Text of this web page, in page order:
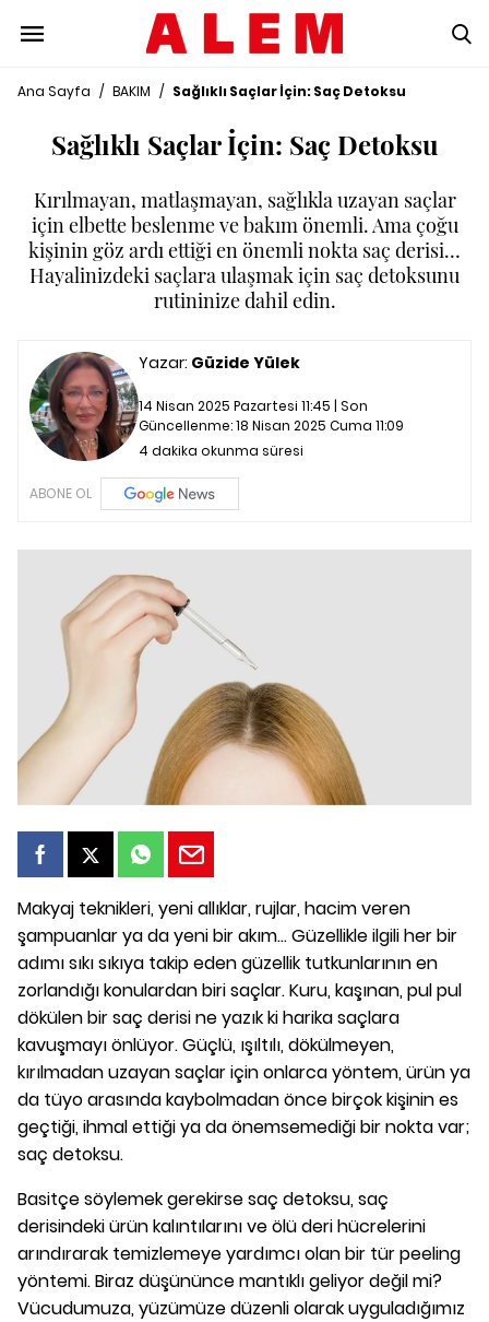
Ana Sayfa / BAKIM / Sağlıklı Saçlar İçin: Saç Detoksu
Sağlıklı Saçlar İçin: Saç Detoksu
Kırılmayan, matlaşmayan, sağlıkla uzayan saçlar
için elbette beslenme ve bakım önemli. Ama çoğu
kişinin göz ardı ettiği en önemli nokta saç derisi…
Hayalinizdeki saçlara ulaşmak için saç detoksunu
rutininize dahil edin.
Yazar: Güzide Yülek
14 Nisan 2025 Pazartesi 11:45 | Son
Güncellenme:18 Nisan 2025 Cuma 11:09
4 dakika okunma süresi
ABONE OL
Makyaj teknikleri, yeni allıklar, rujlar, hacim veren
şampuanlar ya da yeni bir akım... Güzellikle ilgili her bir
adımı sıkı sıkıya takip eden güzellik tutkunlarının en
zorlandığı konulardan biri saçlar. Kuru, kaşınan, pul pul
dökülen bir saç derisi ne yazık ki harika saçlara
kavuşmayı önlüyor. Güçlü, ışıltılı, dökülmeyen,
kırılmadan uzayan saçlar için onlarca yöntem, ürün ya
da tüyo arasında kaybolmadan önce birçok kişinin es
geçtiği, ihmal ettiği ya da önemsemediği bir nokta var;
saç detoksu.
Basitçe söylemek gerekirse saç detoksu, saç
derisindeki ürün kalıntılarını ve ölü deri hücrelerini
arındırarak temizlemeye yardımcı olan bir tür peeling
yöntemi. Biraz düşününce mantıklı geliyor değil mi?
Vücudumuza, yüzümüze düzenli olarak uyguladığımız